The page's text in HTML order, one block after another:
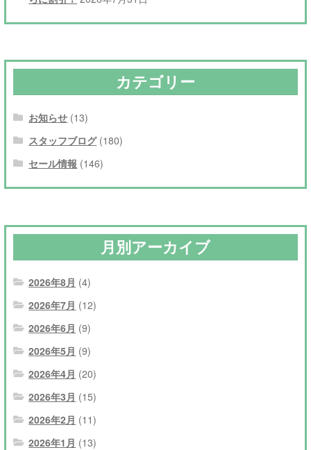
カテゴリー
お知らせ (13)
スタッフブログ(180)
セール情報 (146)
月別アーカイブ
2026年8月 (4)
2026年7月 (12)
2026年6月 (9)
2026年5月 (9)
2026年4月 (20)
2026年3月 (15)
2026年2月 (11)
2026年1月 (13)